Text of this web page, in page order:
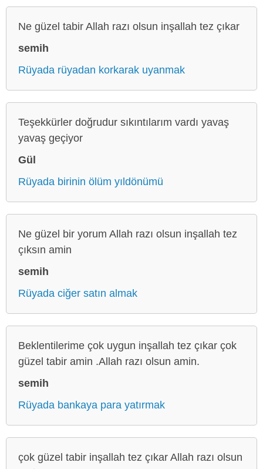
Ne güzel tabir Allah razı olsun inşallah tez çıkar
semih
Rüyada rüyadan korkarak uyanmak
Teşekkürler doğrudur sıkıntılarım vardı yavaş
yavaş geçiyor
Gül
Rüyada birinin ölüm yıldönümü
Ne güzel bir yorum Allah razı olsun inşallah tez
çıksın amin
semih
Rüyada ciğer satın almak
Beklentilerime çok uygun inşallah tez çıkar çok
güzel tabir amin .Allah razı olsun amin.
semih
Rüyada bankaya para yatırmak
çok güzel tabir inşallah tez çıkar Allah razı olsun